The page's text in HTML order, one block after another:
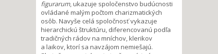
figurarum, ukazuje spoločenstvo budúcnosti
ovládané malým počtom charizmatických
osôb. Navyše celá spoločnosť vykazuje
hierarchickú štruktúru, diferencovanú podľa
tradičných rádov na mníchov, klerikov
a laikov, ktorí sa navzájom nemiešajú.